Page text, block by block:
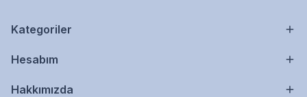
Kategoriler
Hesabım
Hakkımızda